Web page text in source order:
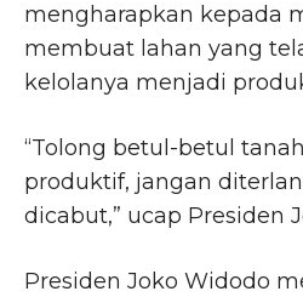
mengharapkan kepada
membuat lahan yang
kelolanya menjadi
“Tolong betul-betul
produktif, jangan
dicabut,” ucap Presiden
Presiden Joko Widodo